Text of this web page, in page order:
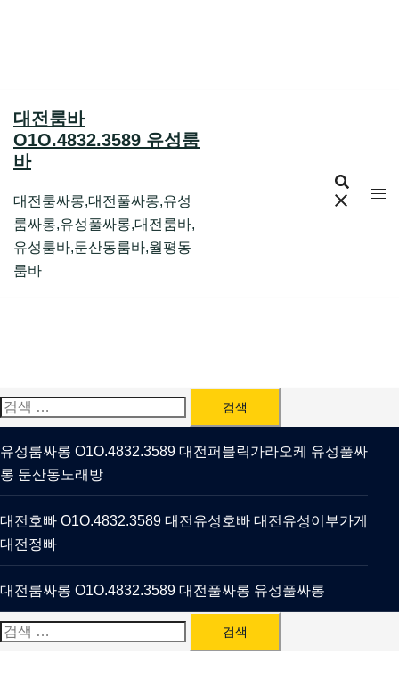
대전룸바
O1O.4832.3589 유성룸
바
대전룸싸롱,대전풀싸롱,유성
룸싸롱,유성풀싸롱,대전룸바,
유성룸바,둔산동룸바,월평동
룸바
검
색:
유성룸싸롱 O1O.4832.3589 대전퍼블릭가라오케 유성풀싸
롱 둔산동노래방
대전호빠 O1O.4832.3589 대전유성호빠 대전유성이부가게
대전정빠
대전룸싸롱 O1O.4832.3589 대전풀싸롱 유성풀싸롱
검